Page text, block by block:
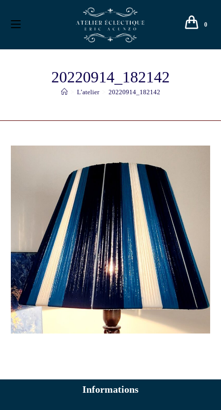
0
20220914_182142
L’atelier 20220914_182142
Informations